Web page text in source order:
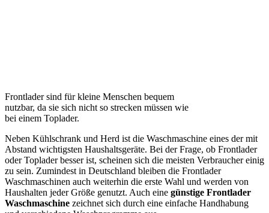
Frontlader sind für kleine Menschen bequem
nutzbar, da sie sich nicht so strecken müssen wie
bei einem Toplader.
Neben Kühlschrank und Herd ist die Waschmaschine eines der mit
Abstand wichtigsten Haushaltsgeräte. Bei der Frage, ob Frontlader
oder Toplader besser ist, scheinen sich die meisten Verbraucher einig
zu sein. Zumindest in Deutschland bleiben die Frontlader
Waschmaschinen auch weiterhin die erste Wahl und werden von
Haushalten jeder Größe genutzt. Auch eine günstige Frontlader
Waschmaschine zeichnet sich durch eine einfache Handhabung